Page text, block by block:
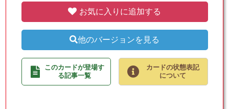
お気に入りに追加する
他のバージョンを見る
このカードが登場す
る記事一覧
カードの状態表記
について